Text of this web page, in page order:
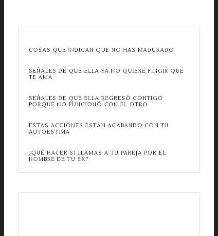
COSAS QUE INDICAN QUE NO HAS MADURADO
SEÑALES DE QUE ELLA YA NO QUIERE FINGIR QUE
TE AMA
SEÑALES DE QUE ELLA REGRESÓ CONTIGO
PORQUE NO FUNCIONÓ CON EL OTRO
ESTAS ACCIONES ESTÁN ACABANDO CON TU
AUTOESTIMA
¿QUÉ HACER SI LLAMAS A TU PAREJA POR EL
NOMBRE DE TU EX?